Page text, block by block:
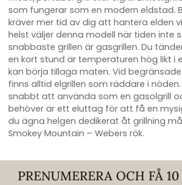
som fungerar som en modern eldstad.
kräver mer tid av dig att hantera elden
helst väljer denna modell när tiden inte
snabbaste grillen är gasgrillen. Du
en kort stund är temperaturen hög likt i
kan börja tillaga maten. Vid
finns alltid elgrillen som räddare i nöden.
snabbt att använda som en gasolgrill
behöver är ett eluttag för att få en
du ägna helgen dedikerat åt grillning
Smokey Mountain – Webers rök.
PRENUMERERA OCH FÅ